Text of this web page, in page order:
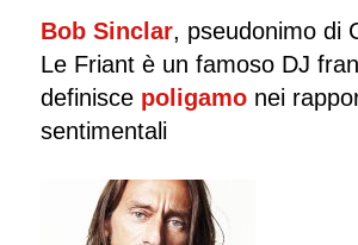
Bob Sinclar, pseudonimo di
Le Friant è un famoso DJ
definisce poligamonei
sentimentali